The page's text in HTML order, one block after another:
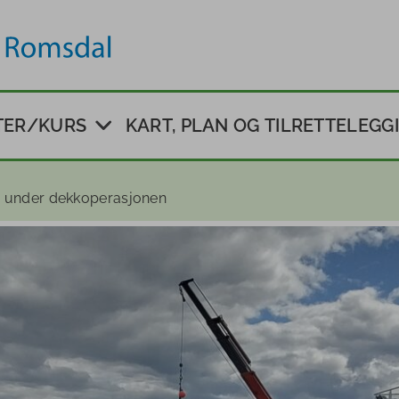
KURS KART, PLAN OG
friluftsliv
på
generelt
Kartlegging og verdsetting av
friluftsområder
Kartlegging av tilgjengelighet
Plan for friluftslivets
dekkoperasjonen